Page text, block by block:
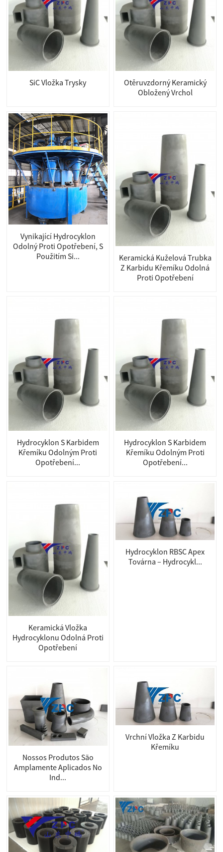
SiC Vložka Trysky
Otěruvzdorný Keramický
Obložený Vrchol
Vynikající Hydrocyklon
Odolný Proti Opotřebení, S
Použitím Si...
Keramická Kuželová Trubka
Z Karbidu Křemíku Odolná
Proti Opotřebení
Hydrocyklon S Karbidem
Křemíku Odolným Proti
Opotřebení...
Hydrocyklon S Karbidem
Křemíku Odolným Proti
Opotřebení...
Keramická Vložka
Hydrocyklonu Odolná Proti
Opotřebení
Hydrocyklon RBSC Apex
Továrna – Hydrocykl...
Nossos Produtos São
Amplamente Aplicados No
Ind...
Vrchní Vložka Z Karbidu
Křemíku